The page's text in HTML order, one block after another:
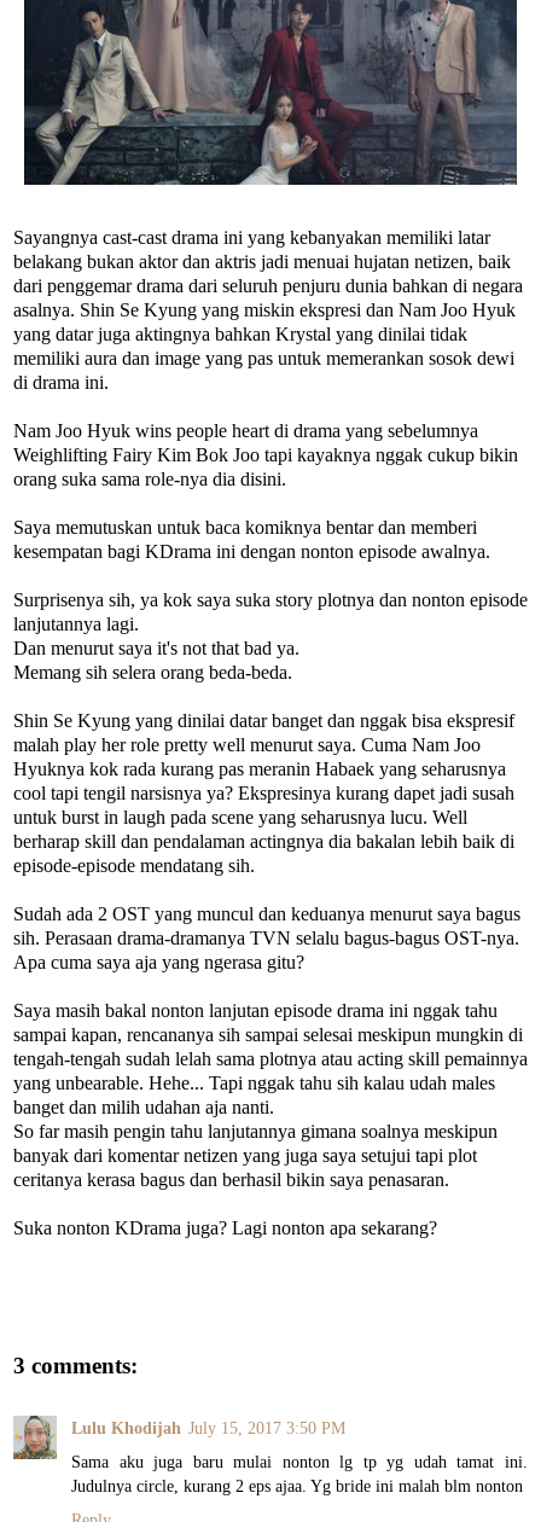
Sayangnya cast-cast drama ini yang kebanyakan memiliki latar
belakang bukan aktor dan aktris jadi menuai hujatan netizen, baik
dari penggemar drama dari seluruh penjuru dunia bahkan di negara
asalnya. Shin Se Kyung yang miskin ekspresi dan Nam Joo Hyuk
yang datar juga aktingnya bahkan Krystal yang dinilai tidak
memiliki aura dan image yang pas untuk memerankan sosok dewi
di drama ini.
Nam Joo Hyuk wins people heart di drama yang sebelumnya
Weighlifting Fairy Kim Bok Joo tapi kayaknya nggak cukup bikin
orang suka sama role-nya dia disini.
Saya memutuskan untuk baca komiknya bentar dan memberi
kesempatan bagi KDrama ini dengan nonton episode awalnya.
Surprisenya sih, ya kok saya suka story plotnya dan nonton episode
lanjutannya lagi.
Dan menurut saya it's not that bad ya.
Memang sih selera orang beda-beda.
Shin Se Kyung yang dinilai datar banget dan nggak bisa ekspresif
malah play her role pretty well menurut saya. Cuma Nam Joo
Hyuknya kok rada kurang pas meranin Habaek yang seharusnya
cool tapi tengil narsisnya ya? Ekspresinya kurang dapet jadi susah
untuk burst in laugh pada scene yang seharusnya lucu. Well
berharap skill dan pendalaman actingnya dia bakalan lebih baik di
episode-episode mendatang sih.
Sudah ada 2 OST yang muncul dan keduanya menurut saya bagus
sih. Perasaan drama-dramanya TVN selalu bagus-bagus OST-nya.
Apa cuma saya aja yang ngerasa gitu?
Saya masih bakal nonton lanjutan episode drama ini nggak tahu
sampai kapan, rencananya sih sampai selesai meskipun mungkin di
tengah-tengah sudah lelah sama plotnya atau acting skill pemainnya
yang unbearable. Hehe... Tapi nggak tahu sih kalau udah males
banget dan milih udahan aja nanti.
So far masih pengin tahu lanjutannya gimana soalnya meskipun
banyak dari komentar netizen yang juga saya setujui tapi plot
ceritanya kerasa bagus dan berhasil bikin saya penasaran.
Suka nonton KDrama juga? Lagi nonton apa sekarang?
3 comments:
Lulu Khodijah July 15, 2017 3:50 PM
Sama aku juga baru mulai nonton lg tp yg udah tamat ini.
Judulnya circle, kurang 2 eps ajaa. Yg bride ini malah blm nonton